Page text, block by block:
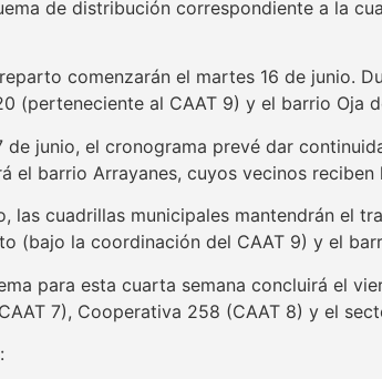
de distribución correspondiente a la
comenzarán el martes 16 de junio.
(perteneciente al CAAT 9) y el barrio Oja
de junio, el cronograma prevé dar
el barrio Arrayanes, cuyos vecinos
las cuadrillas municipales mantendrán el
(bajo la coordinación del CAAT 9) y el
para esta cuarta semana concluirá el
7), Cooperativa 258 (CAAT 8) y el